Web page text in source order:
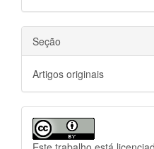
Seção
Artigos originais